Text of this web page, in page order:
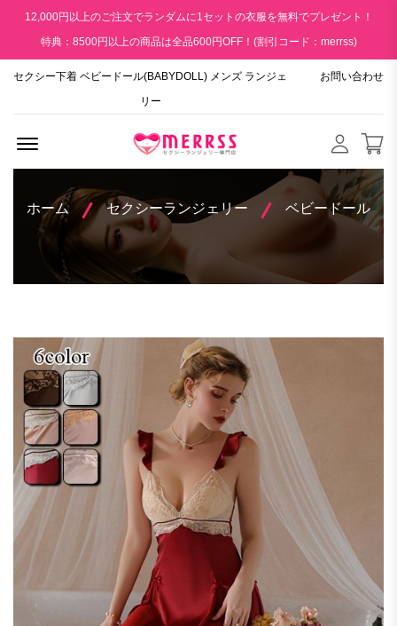
12,000円以上のご注文でランダムに1セットの衣服を無料でプレゼント！
特典：8500円以上の商品は全品600円OFF！(割引コード：merrss)
セクシー下着 ベビードール(BABYDOLL) メンズ ランジェ
リー
お問い合わせ
ホーム セクシーランジェリー ベビードール